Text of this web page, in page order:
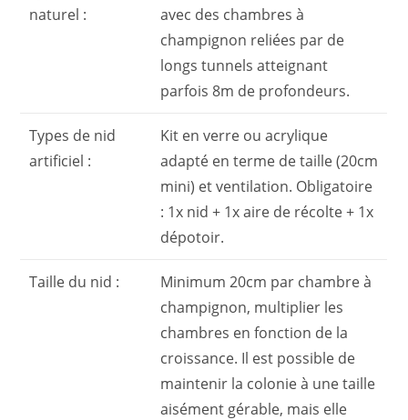
naturel :
avec des chambres à
champignon reliées par de
longs tunnels atteignant
parfois 8m de profondeurs.
Types de nid
artificiel :
Kit en verre ou acrylique
adapté en terme de taille (20cm
mini) et ventilation. Obligatoire
: 1x nid + 1x aire de récolte + 1x
dépotoir.
Taille du nid :
Minimum 20cm par chambre à
champignon, multiplier les
chambres en fonction de la
croissance. Il est possible de
maintenir la colonie à une taille
aisément gérable, mais elle